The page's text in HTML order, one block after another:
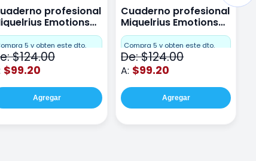
profesional
Emotions
80 hojas
5 y obten este dto.
$124.00
$99.20
Agregar
Cuaderno profesional
Miquelrius Emotions
Dots 80 hojas Lima
Compra 5 y obten este dto.
De: $124.00
A: $99.20
Agregar